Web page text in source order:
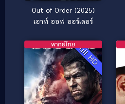
Out of Order (2025)
เอาท์ ออฟ ออร์เดอร์
Full HD
พากย์ไทย